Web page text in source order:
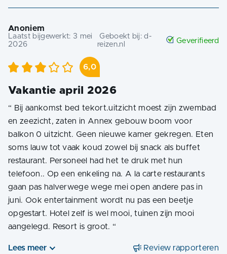
Anoniem
Laatst bijgewerkt: 3 mei
2026
Geboekt bij:d-
reizen.nl
Geverifieerd
6,0
Vakantie april 2026
“ Bij aankomst bed tekort.uitzicht moest zijn zwembad
en zeezicht, zaten in Annex gebouw boom voor
balkon 0 uitzicht. Geen nieuwe kamer gekregen. Eten
soms lauw tot vaak koud zowel bij snack als buffet
restaurant. Personeel had het te druk met hun
telefoon.. Op een enkeling na. A la carte restaurants
gaan pas halverwege wege mei open andere pas in
juni. Ook entertainment wordt nu pas een beetje
opgestart. Hotel zelf is wel mooi, tuinen zijn mooi
aangelegd. Resort is groot. “
Lees meer Review rapporteren